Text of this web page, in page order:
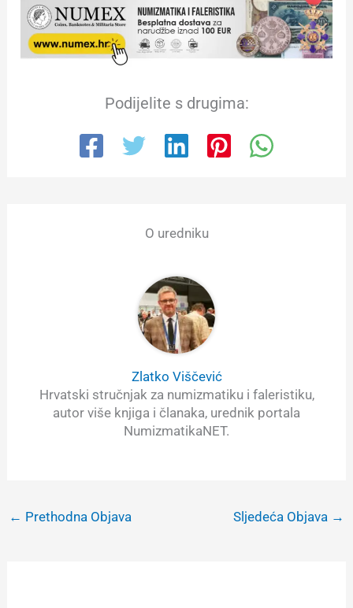
Podijelite s drugima:
O uredniku
Zlatko Viščević
Hrvatski stručnjak za numizmatiku i faleristiku,
autor više knjiga i članaka, urednik portala
NumizmatikaNET.
← Prethodna Objava Sljedeća Objava →